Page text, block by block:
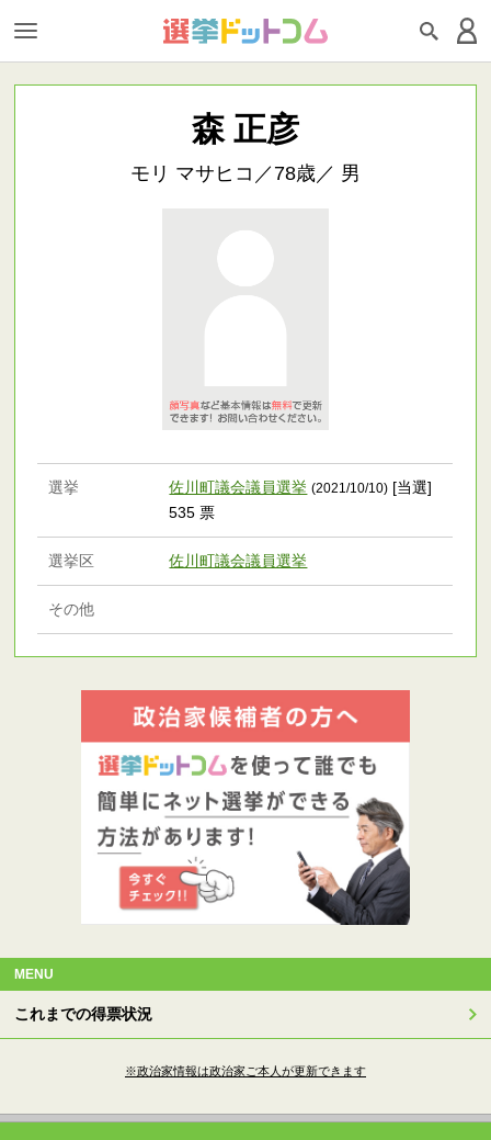
森 正彦
モリ マサヒコ／78歳／ 男
選挙 佐川町議会議員選挙 (2021/10/10) [当選]
535 票
選挙区 佐川町議会議員選挙
その他
MENU
これまでの得票状況
※政治家情報は政治家ご本人が更新できます